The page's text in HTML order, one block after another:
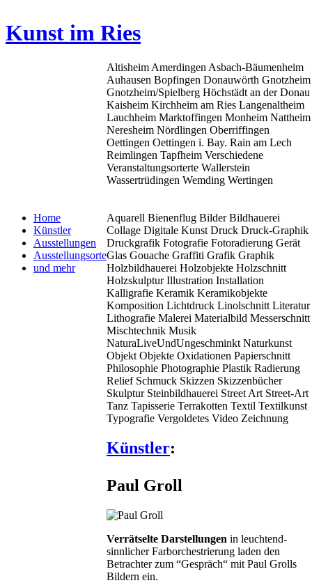
Kunst im Ries
Home
Künstler
Ausstellungen
Ausstellungsorte
und mehr
Altisheim Amerdingen Asbach-Bäumenheim
Auhausen Bopfingen Donauwörth Gnotzheim
Gnotzheim/Spielberg Höchstädt an der Donau
Kaisheim Kirchheim am Ries Langenaltheim
Lauchheim Marktoffingen Monheim Nattheim
Neresheim Nördlingen Oberriffingen
Oettingen Oettingen i. Bay. Rain am Lech
Reimlingen Tapfheim Verschiedene
Veranstaltungsorterte Wallerstein
Wassertrüdingen Wemding Wertingen
Aquarell Bienenflug Bilder Bildhauerei
Collage Digitale Kunst Druck Druck-Graphik
Druckgrafik Fotografie Fotoradierung Gerät
Glas Gouache Graffiti Grafik Graphik
Holzbildhauerei Holzobjekte Holzschnitt
Holzskulptur Illustration Installation
Kalligrafie Keramik Keramikobjekte
Komposition Lichtdruck Linolschnitt Literatur
Lithografie Malerei Materialbild Messerschnitt
Mischtechnik Musik
NaturaLiveUndUngeschminkt Naturkunst
Objekt Objekte Oxidationen Papierschnitt
Philosophie Photographie Plastik Radierung
Relief Schmuck Skizzen Skizzenbücher
Skulptur Steinbildhauerei Street Art Street-Art
Tanz Tapisserie Terrakotten Textil Textilkunst
Typografie Vergoldetes Video Zeichnung
Künstler:
Paul Groll
Verrätselte Darstellungen in leuchtend-
sinnlicher Farborchestrierung laden den
Betrachter zum “Gespräch“ mit Paul Grolls
Bildern ein.